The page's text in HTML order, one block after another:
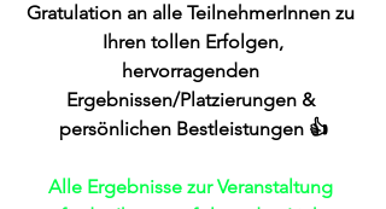
Gratulation an alle TeilnehmerInnen zu
Ihren tollen Erfolgen,
hervorragenden
Ergebnissen/Platzierungen &
persönlichen Bestleistungen 👍
Alle Ergebnisse zur Veranstaltung